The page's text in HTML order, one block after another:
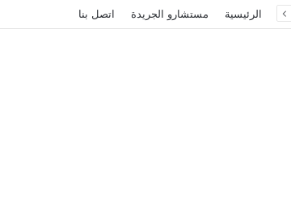
الرئيسية مستشارو الجريدة اتصل بنا